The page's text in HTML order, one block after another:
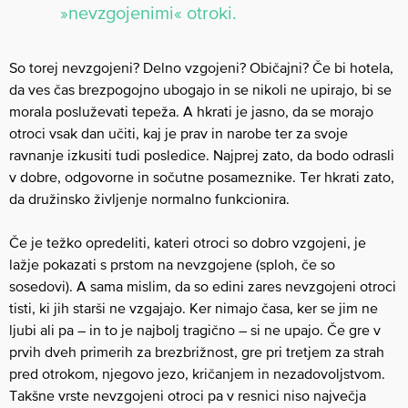
»nevzgojenimi« otroki.
So torej nevzgojeni? Delno vzgojeni? Običajni? Če bi hotela,
da ves čas brezpogojno ubogajo in se nikoli ne upirajo, bi se
morala posluževati tepeža. A hkrati je jasno, da se morajo
otroci vsak dan učiti, kaj je prav in narobe ter za svoje
ravnanje izkusiti tudi posledice. Najprej zato, da bodo odrasli
v dobre, odgovorne in sočutne posameznike. Ter hkrati zato,
da družinsko življenje normalno funkcionira.
Če je težko opredeliti, kateri otroci so dobro vzgojeni, je
lažje pokazati s prstom na nevzgojene (sploh, če so
sosedovi). A sama mislim, da so edini zares nevzgojeni otroci
tisti, ki jih starši ne vzgajajo. Ker nimajo časa, ker se jim ne
ljubi ali pa – in to je najbolj tragično – si ne upajo. Če gre v
prvih dveh primerih za brezbrižnost, gre pri tretjem za strah
pred otrokom, njegovo jezo, kričanjem in nezadovoljstvom.
Takšne vrste nevzgojeni otroci pa v resnici niso največja